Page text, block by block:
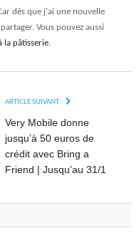
dès que j'ai une nouvelle
Vous pouvez aussi
la pâtisserie
ARTICLE SUIVANT
Very Mobile donne
jusqu’à 50 euros de
crédit avec Bring a
Friend | Jusqu’au 31/1